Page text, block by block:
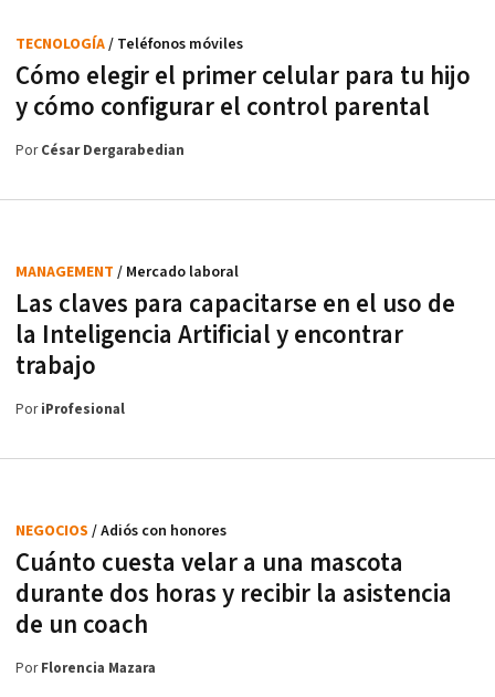
Cómo elegir el primer celular para tu hijo
y cómo configurar el control parental
TECNOLOGÍA/ Teléfonos móviles
PorCésar Dergarabedian
Las claves para capacitarse en el uso de
la Inteligencia Artificial y encontrar
trabajo
MANAGEMENT / Mercado laboral
PoriProfesional
Cuánto cuesta velar a una mascota
durante dos horas y recibir la asistencia
de un coach
NEGOCIOS / Adiós con honores
PorFlorencia Mazara